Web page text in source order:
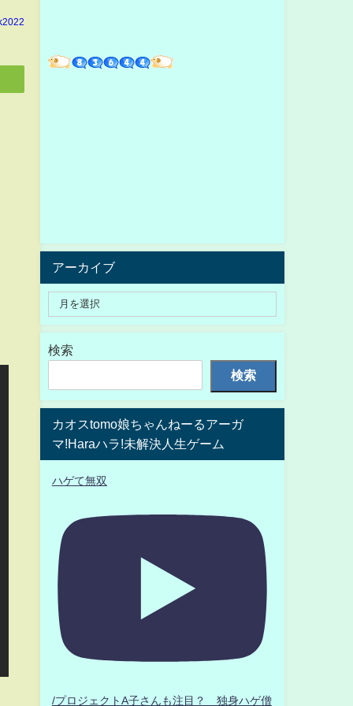
アーカイブ
検索
検索
カオスtomo娘ちゃんねーるアーガ
マ!Haraハラ!未解決人生ゲーム
ハゲて無双
/プロジェクトA子さんも注目？ 独身ハゲ僧